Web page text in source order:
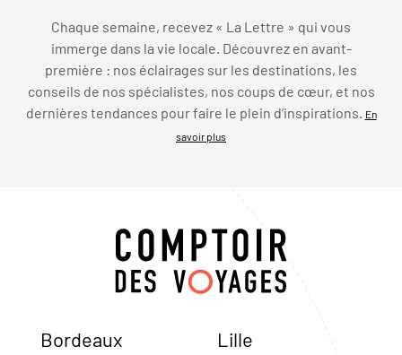
Chaque semaine, recevez « La Lettre » qui vous
immerge dans la vie locale. Découvrez en avant-
première : nos éclairages sur les destinations, les
conseils de nos spécialistes, nos coups de cœur, et nos
dernières tendances pour faire le plein d’inspirations. En
savoir plus
Bordeaux Lille